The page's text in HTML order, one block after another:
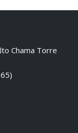
Chama Torre